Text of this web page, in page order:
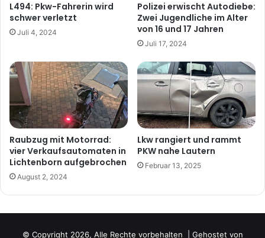
L494: Pkw-Fahrerin wird
schwer verletzt
Juli 4, 2024
Polizei erwischt Autodiebe:
Zwei Jugendliche im Alter
von 16 und 17 Jahren
Juli 17, 2024
Raubzug mit Motorrad:
vier Verkaufsautomaten in
Lichtenborn aufgebrochen
August 2, 2024
Lkw rangiert und rammt
PKW nahe Lautern
Februar 13, 2025
© Copyright 2026, Alle Rechte vorbehalten | Gehostet von